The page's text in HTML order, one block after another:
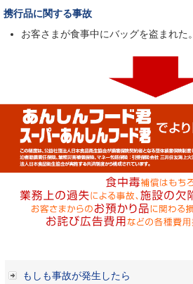
携行品に関する事故
お客さまが食事中にバッグを盗まれた。
もしも事故が発生したら